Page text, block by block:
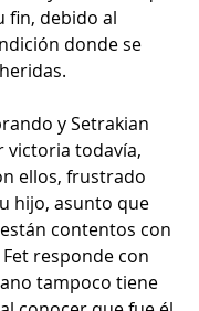
fin, debido al
donde se
y Setrakian
victoria todavía,
ellos, frustrado
hijo, asunto que
contentos con
responde con
tampoco tiene